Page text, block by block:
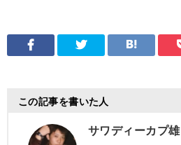
この記事を書いた人
サワディーカプ雄